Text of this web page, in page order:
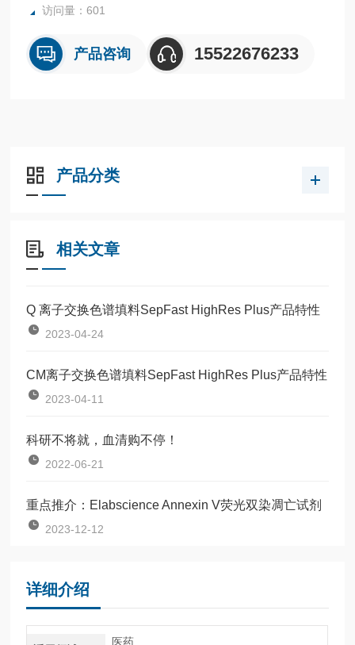
访问量：601
产品咨询 15522676233
产品分类
相关文章
Q 离子交换色谱填料SepFast HighRes Plus产品特性
2023-04-24
CM离子交换色谱填料SepFast HighRes Plus产品特性
2023-04-11
科研不将就，血清购不停！
2022-06-21
重点推介：Elabscience Annexin V荧光双染凋亡试剂
2023-12-12
详细介绍
医药